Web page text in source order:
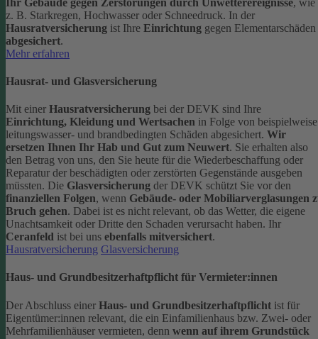
z. B. Starkregen, Hochwasser oder Schneedruck. In der
Hausratversicherung ist Ihre Einrichtung gegen Elementarschäden
abgesichert.
Mehr erfahren
Hausrat- und Glasversicherung
Mit einer Hausratversicherung bei der DEVK sind Ihre
Einrichtung, Kleidung und Wertsachen in Folge von beispielweise
leitungswasser- und brandbedingten Schäden abgesichert. Wir
ersetzen Ihnen Ihr Hab und Gut zum Neuwert. Sie erhalten also
den Betrag von uns, den Sie heute für die Wiederbeschaffung oder
Reparatur der beschädigten oder zerstörten Gegenstände ausgeben
müssten. Die Glasversicherung der DEVK schützt Sie vor den
finanziellen Folgen, wenn Gebäude- oder Mobiliarverglasungen
Bruch gehen. Dabei ist es nicht relevant, ob das Wetter, die eigene
Unachtsamkeit oder Dritte den Schaden verursacht haben. Ihr
Ceranfeld ist bei uns ebenfalls mitversichert.
Hausratversicherung Glasversicherung
Haus- und Grundbesitzerhaftpflicht für Vermieter:innen
Der Abschluss einer Haus- und Grundbesitzerhaftpflicht ist für
Eigentümer:innen relevant, die ein Einfamilienhaus bzw. Zwei- oder
Mehrfamilienhäuser vermieten, denn wenn auf ihrem Grundstück